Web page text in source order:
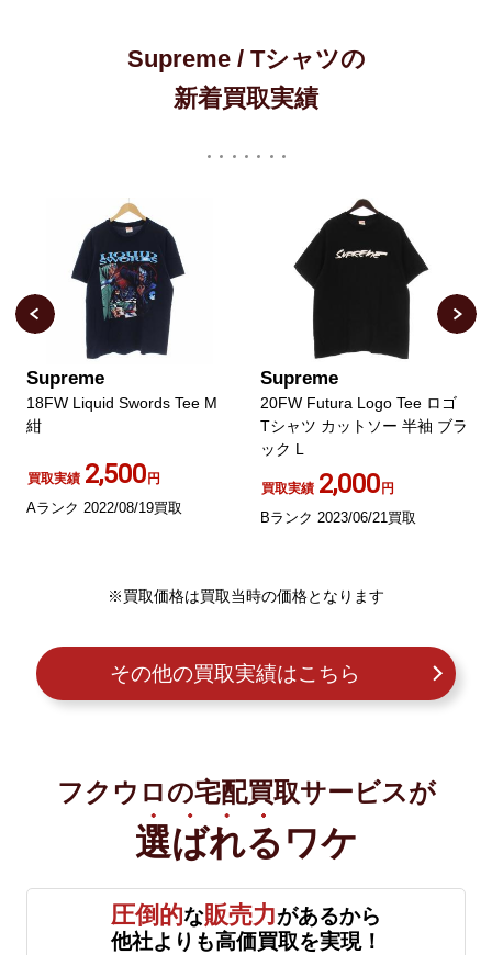
Supreme / Tシャツの
新着買取実績
Supreme
18FW Liquid Swords Tee M
紺
買取実績 2,500円
Aランク 2022/08/19買取
Supreme
20FW Futura Logo Tee ロゴ
Tシャツ カットソー 半袖 ブラ
ック L
買取実績 2,000円
Bランク 2023/06/21買取
※買取価格は買取当時の価格となります
その他の買取実績はこちら
フクウロの宅配買取サービスが
選ばれる ワケ
圧倒的な販売力があるから
他社よりも高価買取を実現！